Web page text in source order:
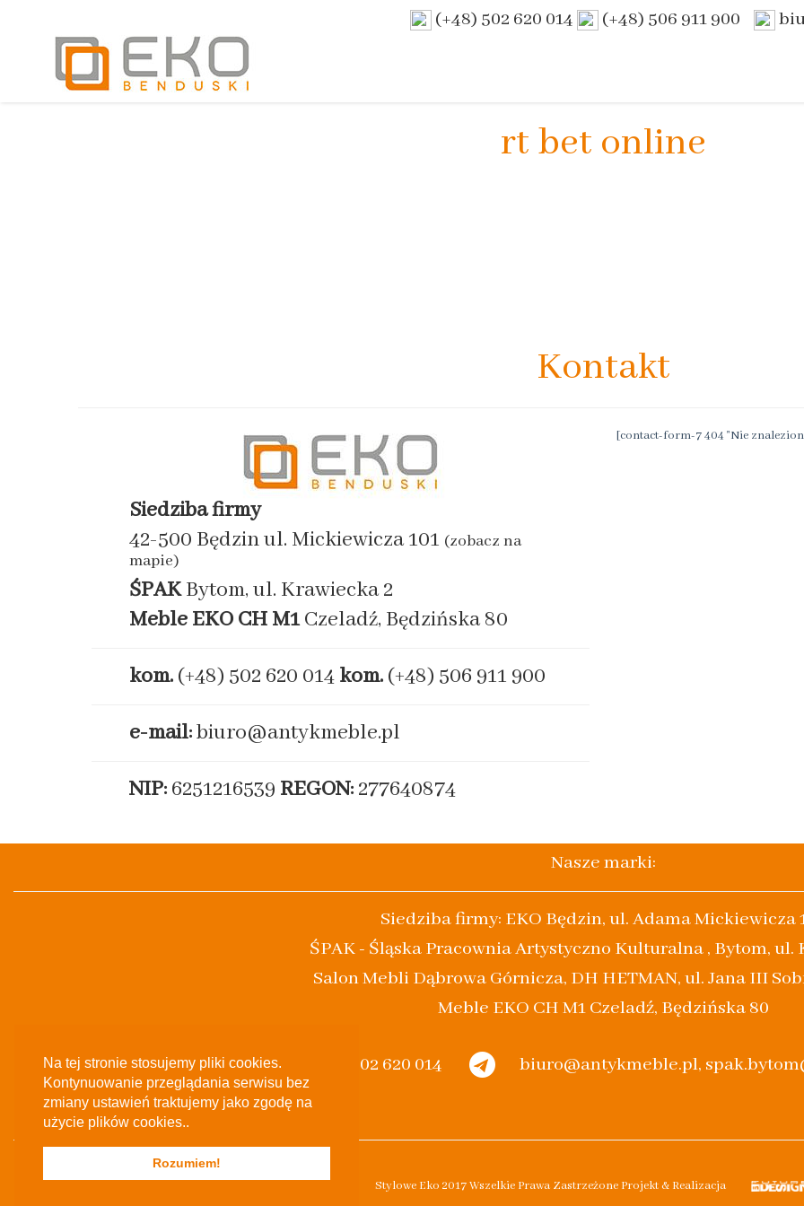
Na tej stronie stosujemy pliki cookies.
Kontynuowanie przeglądania serwisu bez
zmiany ustawień traktujemy jako zgodę na
użycie plików cookies..
Rozumiem!
(+48) 502 620 014 (+48) 506 911 900
rt bet online
Kontakt
Siedziba firmy
42-500 Będzin ul. Mickiewicza 101 (zobacz na
mapie)
ŚPAKBytom, ul. Krawiecka 2
Meble EKO CH M1Czeladź, Będzińska 80
kom. (+48) 502 620 014 kom. (+48) 506 911 900
e-mail:biuro@antykmeble.pl
NIP: 6251216539 REGON: 277640874
[contact-form-7 404 "Nie
Nasze marki:
Siedziba firmy: EKO Będzin, ul. Adama Mickiewicza
ŚPAK - Śląska Pracownia Artystyczno Kulturalna , Bytom, ul.
Salon Mebli Dąbrowa Górnicza, DH HETMAN, ul. Jana III
Meble EKO CH M1 Czeladź, Będzińska 80
(+48) 502 620 014 biuro@antykmeble.pl,
Stylowe Eko 2017 Wszelkie Prawa Zastrzeżone Projekt & Realizacja